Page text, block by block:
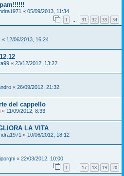
« 05/09/2013, 11:34
1 31 32 33 34
« 12/06/2013, 16:24
« 23/12/2012, 13:22
« 26/09/2012, 21:32
del cappello
« 11/09/2012, 8:33
LA VITA
« 10/06/2012, 18:12
« 22/03/2012, 10:00
1 … 17 18 19 20